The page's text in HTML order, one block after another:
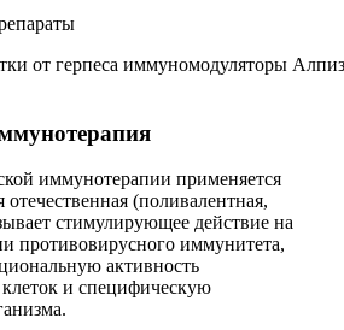
от герпеса иммуномодуляторы
иммунотерапии применяется
отечественная (поливалентная,
стимулирующее действие на
противовирусного иммунитета,
активность
и специфическую